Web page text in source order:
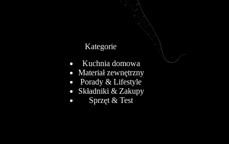
Kategorie
Kuchnia domowa
Materiał zewnętrzny
Porady & Lifestyle
Składniki & Zakupy
Sprzęt & Test